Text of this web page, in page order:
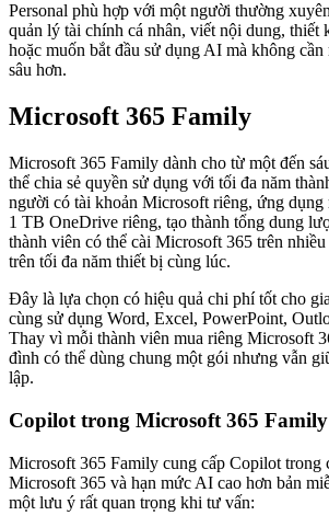
Personal phù hợp với một người thường
quản lý tài chính cá nhân, viết nội dung, thiết
hoặc muốn bắt đầu sử dụng AI mà không
sâu hơn.
Microsoft 365 Family
Microsoft 365 Family dành cho từ một đến
thể chia sẻ quyền sử dụng với tối đa năm
người có tài khoản Microsoft riêng, ứng dụng
1 TB OneDrive riêng, tạo thành tổng dung
thành viên có thể cài Microsoft 365 trên
trên tối đa năm thiết bị cùng lúc.
Đây là lựa chọn có hiệu quả chi phí tốt cho
cùng sử dụng Word, Excel, PowerPoint,
Thay vì mỗi thành viên mua riêng Microsoft
đình có thể dùng chung một gói nhưng vẫn
lập.
Copilot trong Microsoft 365 Family
Microsoft 365 Family cung cấp Copilot trong
Microsoft 365 và hạn mức AI cao hơn bản
một lưu ý rất quan trọng khi tư vấn: